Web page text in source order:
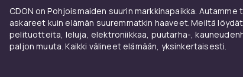
CDON on Pohjoismaiden suurin markkinapaikka.
askareet kuin elämän suuremmatkin haaveet. Meiltä
pelituotteita, leluja, elektroniikkaa, puutarha-,
paljon muuta. Kaikki välineet elämään, yksinkertaisesti.